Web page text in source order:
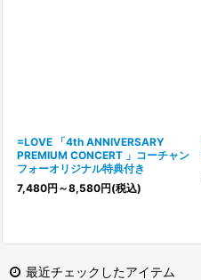
=LOVE 「4th ANNIVERSARY
PREMIUM CONCERT 」コーチャン
フォーオリジナル特典付き
7,480円 ～8,580円(税込)
最近チェックしたアイテム